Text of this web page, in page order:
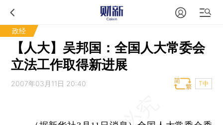
政经
【人大】吴邦国：全国人大常委会
立法工作取得新进展
2007年03月11日 20:40 T中